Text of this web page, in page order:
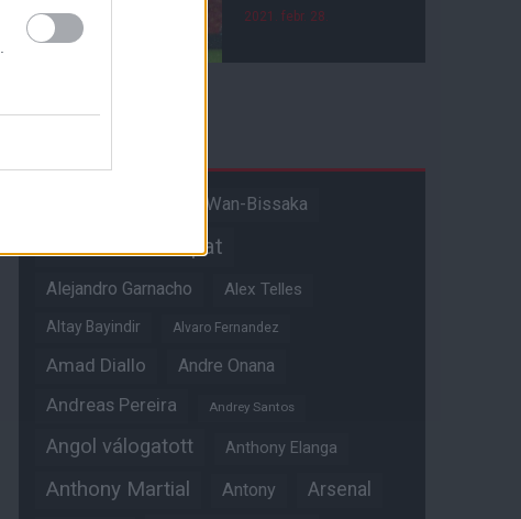
2021. febr. 28.
Aaron Wan-Bissaka
Akadémiai csapat
Alejandro Garnacho Alex Telles
Altay Bayindir Alvaro Fernandez
Amad Diallo
Andre Onana
Andreas Pereira
Andrey Santos
Angol válogatott Anthony Elanga
Anthony Martial Antony Arsenal